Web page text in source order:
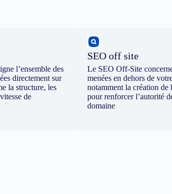
l’ensemble des
directement sur
la structure, les
de
SEO off site
Le SEO Off-Site
menées en dehors de
notamment la création de
pour renforcer l’autorité
domaine